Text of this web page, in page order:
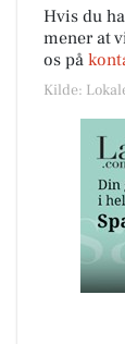
Hvis du
mener at
os på
Kilde: